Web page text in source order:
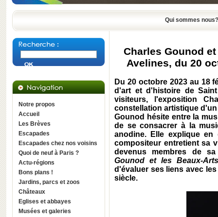
Qui sommes nous?
Notre propos
Accueil
Les Brèves
Escapades
Escapades chez nos voisins
Quoi de neuf à Paris ?
Actu-régions
Bons plans !
Jardins, parcs et zoos
Châteaux
Eglises et abbayes
Musées et galeries
Charles Gounod
Avelines, du 20
Du 20 octobre 2023 au 18
d'art et d'histoire de
visiteurs, l'exposition
constellation artistique
Gounod hésite entre la
de se consacrer à la
anodine. Elle explique
compositeur entretient sa
devenus membres de
Gounod et les Beaux-
d'évaluer ses liens avec
siècle.